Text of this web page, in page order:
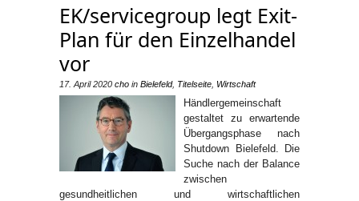
EK/servicegroup legt Exit-
Plan für den Einzelhandel
vor
17. April 2020 cho in Bielefeld, Titelseite Wirtschaft
Händlergemeinschaft
gestaltet zu erwartende
Übergangsphase nach
Shutdown Bielefeld. Die
Suche nach der Balance
zwischen
gesundheitlichen und wirtschaftlichen